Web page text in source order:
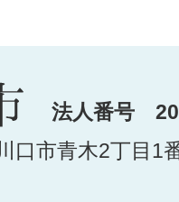
法人番号
市青木2丁目1